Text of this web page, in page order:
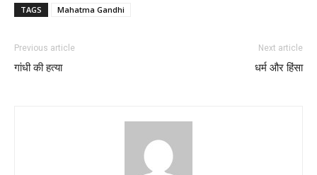
TAGS Mahatma Gandhi
Previous article
गांधी की हत्या
Next article
धर्म और हिंसा